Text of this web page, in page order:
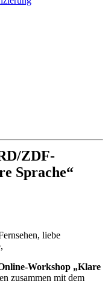
ZDF-
Sprache“
liebe
Workshop „Klare
zusammen mit dem